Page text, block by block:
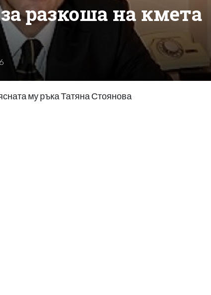
разкоша на кмета
6
му ръка Татяна Стоянова